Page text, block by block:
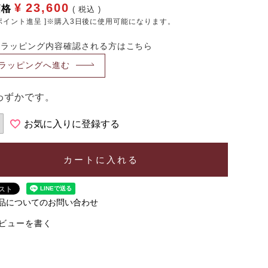
¥ 23,600 税込
イント進呈 ]※購入3日後に使用可能になります。
ッピング内容確認される方はこちら
ッピングへ進む
ずかです。
お気に入りに登録する
カートに入れる
についてのお問い合わせ
ューを書く